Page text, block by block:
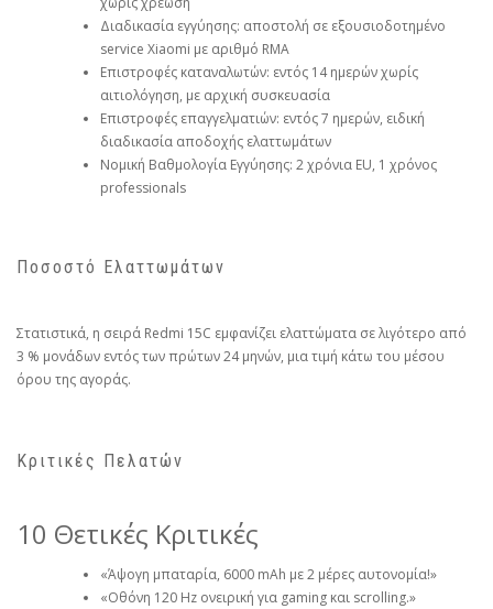
Διαδικασία εγγύησης: αποστολή σε εξουσιοδοτημένο
service Xiaomi με αριθμό RMA
Επιστροφές καταναλωτών: εντός 14 ημερών χωρίς
αιτιολόγηση, με αρχική συσκευασία
Επιστροφές επαγγελματιών: εντός 7 ημερών, ειδική
διαδικασία αποδοχής ελαττωμάτων
Νομική Βαθμολογία Εγγύησης: 2 χρόνια EU, 1 χρόνος
professionals
Ποσοστό Ελαττωμάτων
Στατιστικά, η σειρά Redmi 15C εμφανίζει ελαττώματα σε λιγότερο από
3 % μονάδων εντός των πρώτων 24 μηνών, μια τιμή κάτω του μέσου
όρου της αγοράς.
Κριτικές Πελατών
10 Θετικές Κριτικές
«Άψογη μπαταρία, 6000 mAh με 2 μέρες αυτονομία!»
«Οθόνη 120 Hz ονειρική για gaming και scrolling.»